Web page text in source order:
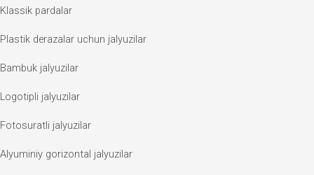
Klassik pardalar
Plastik derazalar uchun jalyuzilar
Bambuk jalyuzilar
Logotipli jalyuzilar
Fotosuratli jalyuzilar
Alyuminiy gorizontal jalyuzilar